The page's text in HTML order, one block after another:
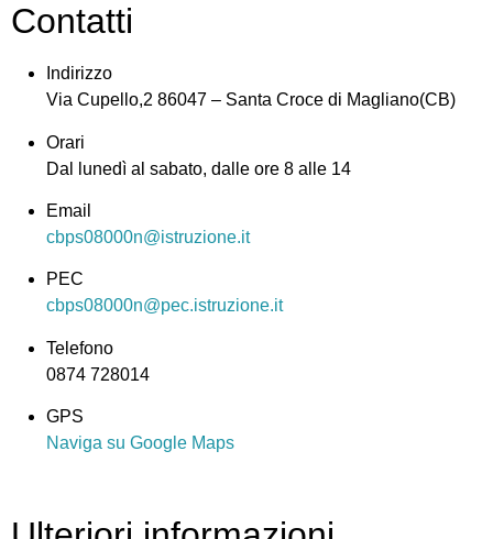
Contatti
Indirizzo
Via Cupello,2 86047 – Santa Croce di Magliano(CB)
Orari
Dal lunedì al sabato, dalle ore 8 alle 14
Email
cbps08000n@istruzione.it
PEC
cbps08000n@pec.istruzione.it
Telefono
0874 728014
GPS
Naviga su Google Maps